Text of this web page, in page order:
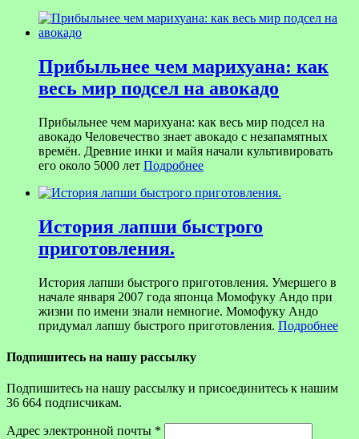
Прибыльнее чем марихуана: как
весь мир подсел на авокадо
Прибыльнее чем марихуана: как весь мир подсел на
авокадо Человечество знает авокадо с незапамятных
времён. Древние инки и майя начали культивировать
его около 5000 лет Подробнее
История лапши быстрого
приготовления.
История лапши быстрого приготовления. Умершего в
начале января 2007 года японца Момофуку Андо при
жизни по имени знали немногие. Момофуку Андо
придумал лапшу быстрого приготовления. Подробнее
Подпишитесь на нашу рассылку
Подпишитесь на нашу рассылку и присоединитесь к нашим
36 664 подписчикам.
Адрес электронной почты *